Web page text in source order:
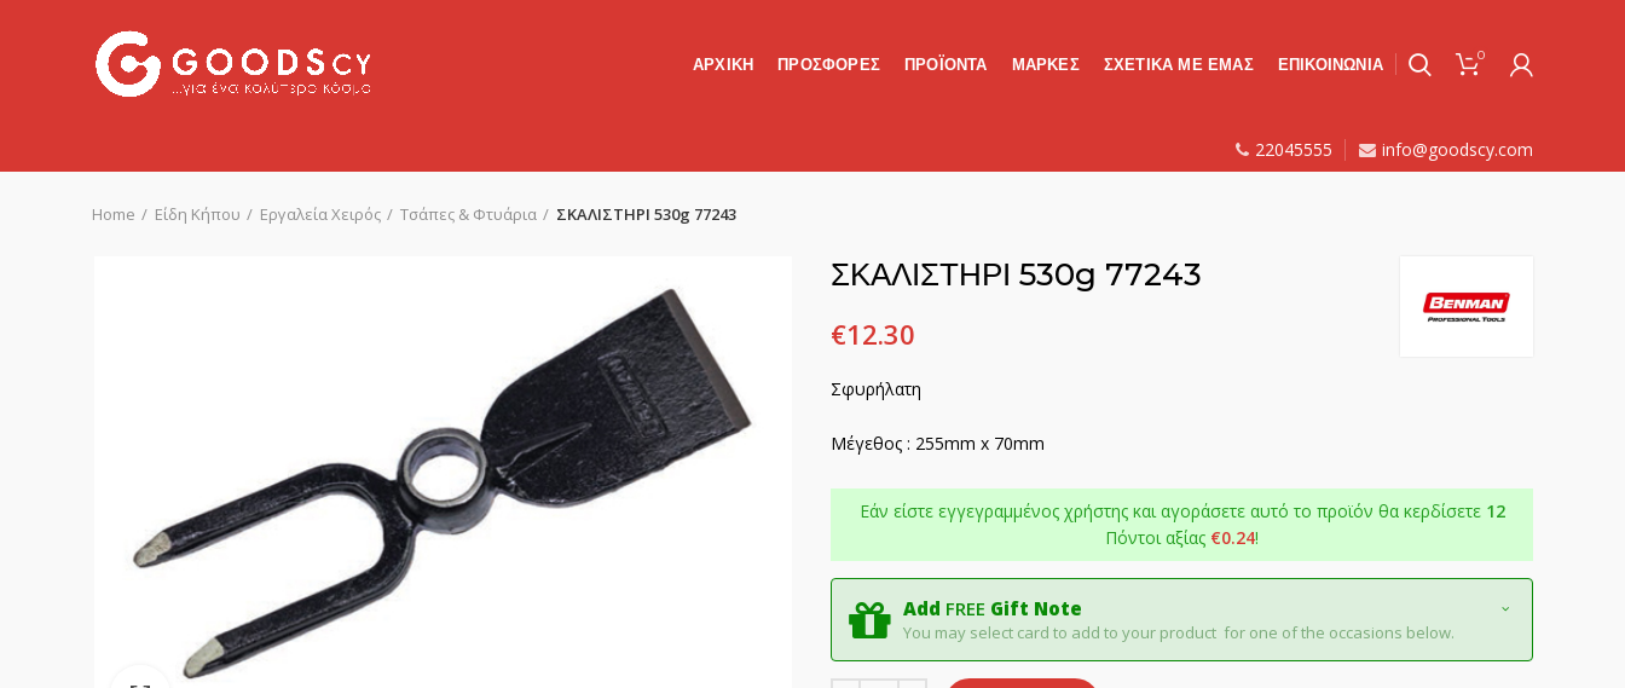
ΑΡΧΙΚΗ ΠΡΟΣΦΟΡΕΣ ΠΡΟΪΟΝΤΑ ΜΑΡΚΕΣ ΣΧΕΤΙΚΑ ΜΕ ΕΜΑΣ ΕΠΙΚΟΙΝΩΝΙΑ 0
22045555 info@goodscy.com
Home Είδη Κήπου Εργαλεία Χειρός Τσάπες & Φτυάρια ΣΚΑΛΙΣΤΗΡΙ 530g 77243
ΣΚΑΛΙΣΤΗΡΙ 530g 77243
€12.30
Σφυρήλατη
Μέγεθος : 255mm x 70mm
Εάν είστε εγγεγραμμένος χρήστης και αγοράσετε αυτό το προϊόν θα κερδίσετε 12
Πόντοι αξίας €0.24!
Add FREE Gift Note
You may select card to add to your product for one of the occasions below.